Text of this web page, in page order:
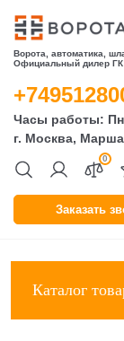
Ворота, автоматика,
Официальный дилер
Заказать
0
Часы работы: Пн
г. Москва,
Каталог